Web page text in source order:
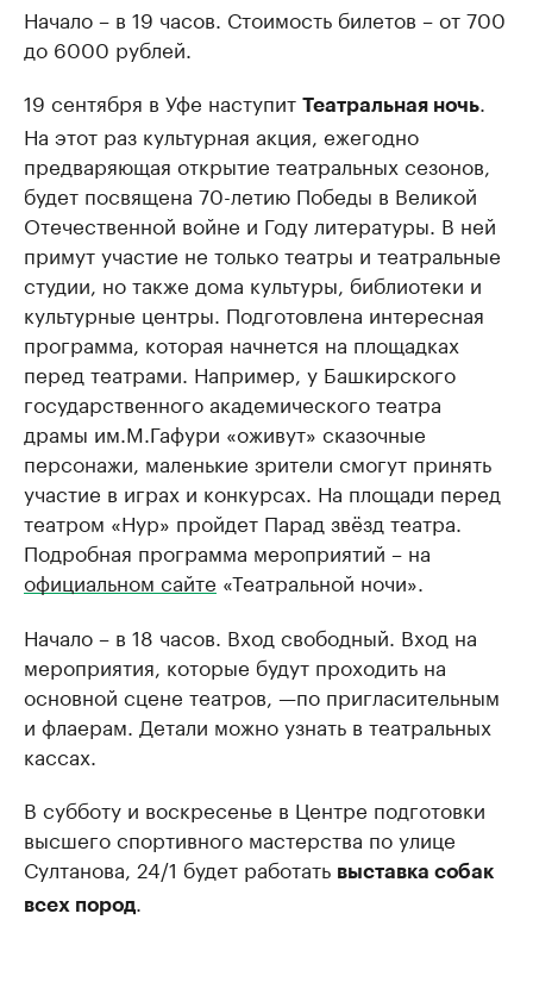
Начало – в 19 часов. Стоимость билетов – от 700
до 6000 рублей.
19 сентября в Уфе наступит Театральная ночь
На этот раз культурная акция, ежегодно
предваряющая открытие театральных сезонов,
будет посвящена 70-летию Победы в Великой
Отечественной войне и Году литературы. В ней
примут участие не только театры и театральные
студии, но также дома культуры, библиотеки и
культурные центры. Подготовлена интересная
программа, которая начнется на площадках
перед театрами. Например, у Башкирского
государственного академического театра
драмы им.М.Гафури «оживут» сказочные
персонажи, маленькие зрители смогут принять
участие в играх и конкурсах. На площади перед
театром «Нур» пройдет Парад звёзд театра.
Подробная программа мероприятий – на
официальном сайте «Театральной ночи».
Начало – в 18 часов. Вход свободный. Вход на
мероприятия, которые будут проходить на
основной сцене театров, —по пригласительным
и флаерам. Детали можно узнать в театральных
кассах.
В субботу и воскресенье в Центре подготовки
высшего спортивного мастерства по улице
Султанова, 24/1 будет работать выставка собак
всех пород